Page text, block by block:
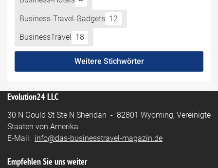
Business-Travel-Gadgets 12
BusinessTravel 18
Weitere Stichwörter
Evolution24 LLC
30 N Gould St Ste N Sheridan - 82801 Wyoming, Vereinigte
Staaten von Amerika
E-Mail: info@das-businesstravel-magazin.de
Empfehlen Sie uns weiter